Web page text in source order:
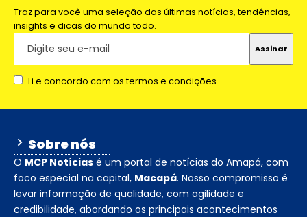
Traz para você uma seleção das últimas notícias, tendências,
insights e dicas do mundo todo.
Li e concordo com os termos e condições
Sobre nós
O MCP Notícias é um portal de notícias do Amapá, com
foco especial na capital, Macapá. Nosso compromisso é
levar informação de qualidade, com agilidade e
credibilidade, abordando os principais acontecimentos